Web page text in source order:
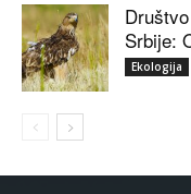
Srbije:
Ekologija